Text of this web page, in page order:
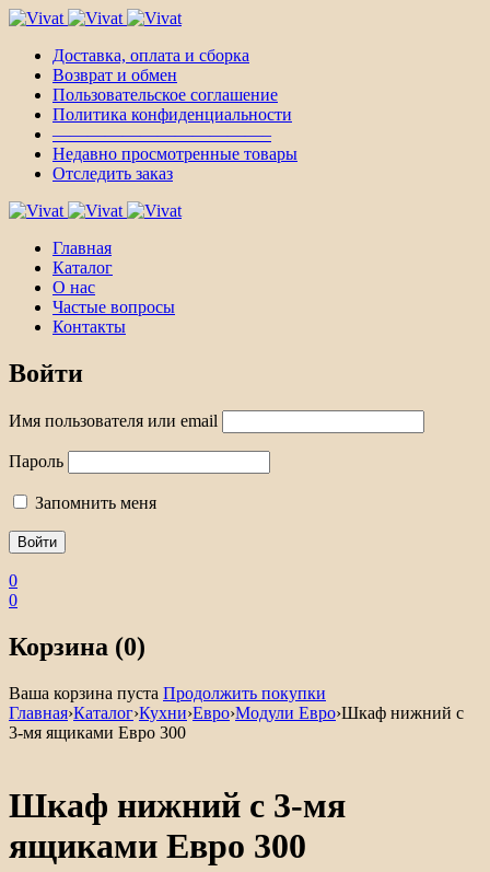
Доставка, оплата и сборка
Возврат и обмен
Пользовательское соглашение
Политика конфиденциальности
————————————–
Недавно просмотренные товары
Отследить заказ
Главная
Каталог
О нас
Частые вопросы
Контакты
Войти
Имя пользователя или email
Пароль
Запомнить меня
0
0
Корзина (0)
Ваша корзина пуста Продолжить покупки
Главная›Каталог›Кухни›Евро›Модули Евро›Шкаф нижний с
3-мя ящиками Евро 300
Шкаф нижний с 3-мя
ящиками Евро 300